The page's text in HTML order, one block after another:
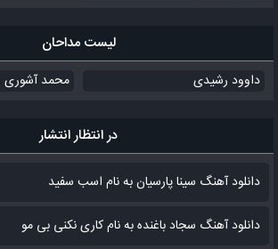
لیست مداحان
داوود رشیدی محمد آشوری
در انتظار انتشار
دانلود آهنگ سینا پارسیان به نام اسب سفید
دانلود آهنگ سجاد باغنده به نام کاری نکنی بی مو